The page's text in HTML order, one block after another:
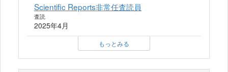
Scientific Reports非常任査読員
査読
2025年4月
もっとみる